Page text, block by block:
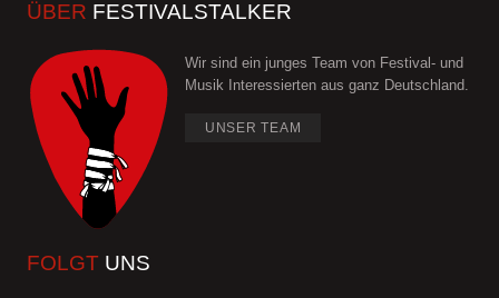
ÜBER FESTIVALSTALKER
Wir sind ein junges Team von Festival- und
Musik Interessierten aus ganz Deutschland.
UNSER TEAM
FOLGT UNS